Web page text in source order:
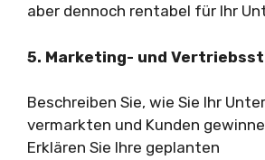
aber dennoch rentabel für Ihr
5. Marketing- und
Beschreiben Sie, wie Sie Ihr
vermarkten und Kunden
Erklären Sie Ihre geplanten